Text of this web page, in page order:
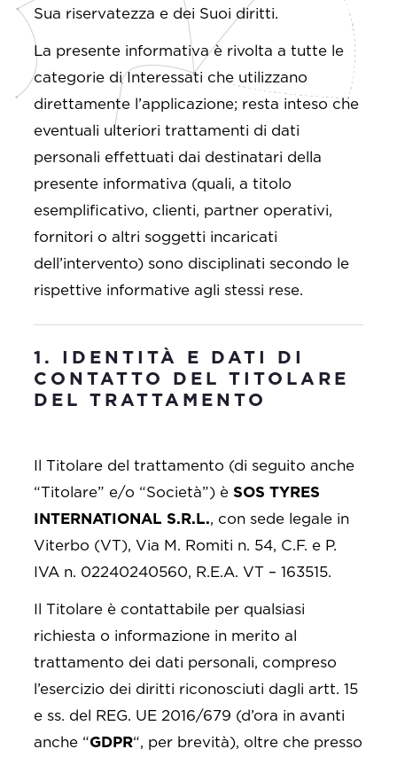
Sua riservatezza e dei Suoi diritti.
La presente informativa è rivolta a tutte le
categorie di Interessati che utilizzano
direttamente l’applicazione; resta inteso che
eventuali ulteriori trattamenti di dati
personali effettuati dai destinatari della
presente informativa (quali, a titolo
esemplificativo, clienti, partner operativi,
fornitori o altri soggetti incaricati
dell’intervento) sono disciplinati secondo le
rispettive informative agli stessi rese.
1. IDENTITÀ E DATI DI
CONTATTO DEL TITOLARE
DEL TRATTAMENTO
Il Titolare del trattamento (di seguito anche
“Titolare” e/o “Società”) è SOS TYRES
INTERNATIONAL S.R.L., con sede legale in
Viterbo (VT), Via M. Romiti n. 54, C.F. e P.
IVA n. 02240240560, R.E.A. VT – 163515.
Il Titolare è contattabile per qualsiasi
richiesta o informazione in merito al
trattamento dei dati personali, compreso
l’esercizio dei diritti riconosciuti dagli artt. 15
e ss. del REG. UE 2016/679 (d’ora in avanti
anche “GDPR“, per brevità), oltre che presso